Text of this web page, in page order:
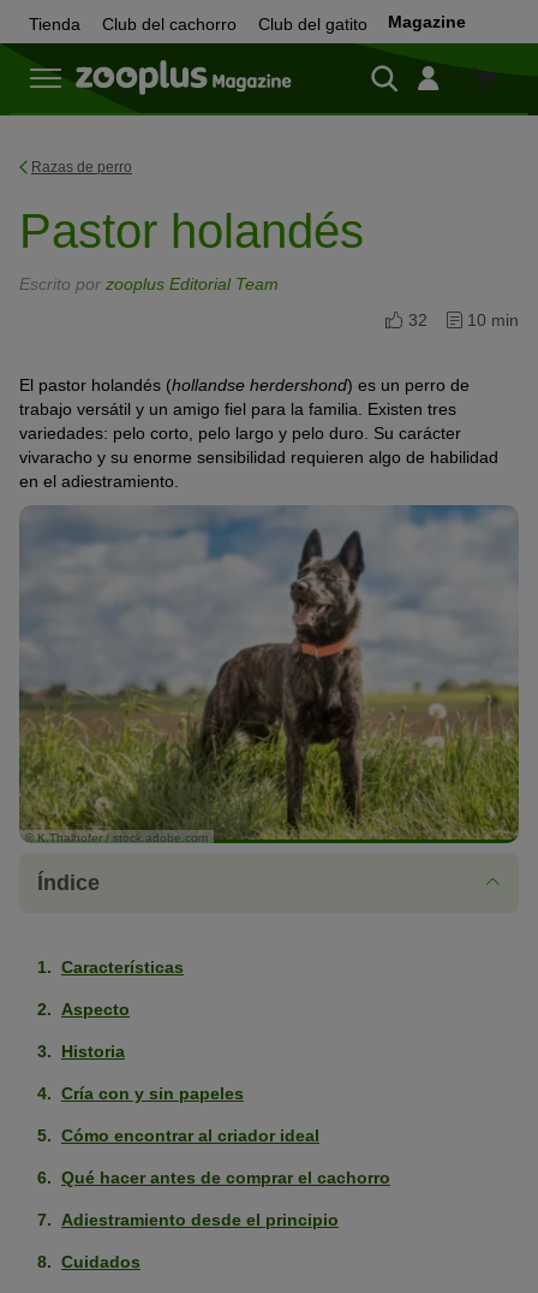
Tienda Club del cachorro Club del gatito Magazine
Tienda
Razas de perro
Pastor holandés
Escrito por zooplus Editorial Team
32
10 min
El pastor holandés (hollandse herdershond) es un perro de
trabajo versátil y un amigo fiel para la familia. Existen tres
variedades: pelo corto, pelo largo y pelo duro. Su carácter
vivaracho y su enorme sensibilidad requieren algo de habilidad
en el adiestramiento.
© K.Thalhofer / stock.adobe.com
Índice
Características
Aspecto
Historia
Cría con y sin papeles
Cómo encontrar al criador ideal
Qué hacer antes de comprar el cachorro
Adiestramiento desde el principio
Cuidados